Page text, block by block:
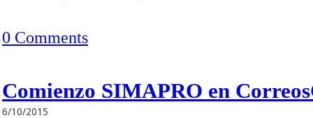
0 Comments
Comienzo SIMAPRO en
6/10/2015